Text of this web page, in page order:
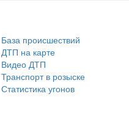
База происшествий
ДТП на карте
Видео ДТП
Транспорт в розыске
Статистика угонов